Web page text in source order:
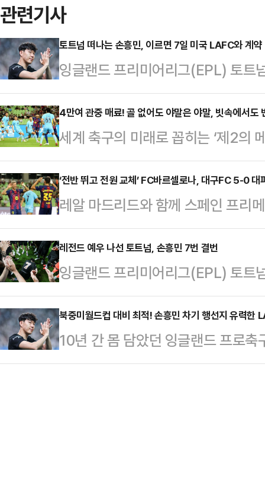
관련기사
토트넘 떠나는 손흥민, 이르면 7일 미국 LAFC와 계약
잉글랜드 프리미어리그(EPL) 토
이 이르면 7일(이하 한국시각) 미
발표할 수도 있다는 보도가 나왔다
인용해 “손흥민이 미국 메이저리
면 수요일(현지시각 6일)에 공식
은 지난 2일 서울 영등포구 IFC 더
기자회견에 앞서 별도의 발언을 통
표했다.이…
4만여 관중 매료! 골 없어도 야말은 야말, 빗속에서도
세계 축구의 미래로 꼽히는 ‘제2의
빗속에서도 번쩍였다.한지 플릭 감
타디움서 펼쳐진 'FC바르셀로나
구FC를 5-0 대파했다. 전반 가비
반 토니 페르난데스와 마커스 래시
위로 ‘다이렉트 강등’ 위기에 몰린
최정상급 클럽으로 분류되는 FC바
회를 날린 뒤…
‘전반 뛰고 전원 교체’ FC바르셀로나, 대구FC 5-0
레알 마드리드와 함께 스페인 프리
꼽히는 FC바르셀로나가 쏟아지는
를 대파했다.한지 플릭 감독이 이
펼쳐진 'FC바르셀로나 2025 아시
5-0 압승했다. 대구FC는 경기 초
을 쓰지 못했다.이번 바르셀로나전
장이 대선 출마로 사퇴하기 전 유치
날 만큼 빈 좌석이 많…
레전드 예우 나선 토트넘, 손흥민 7번 결번
잉글랜드 프리미어리그(EPL) 토트
잠시 비워둘 예정이다.영국 매체 ‘
손흥민이 떠난 뒤 확실한 대체자를
정”이라고 보도했다.앞서 손흥민
열린 2025 쿠팡플레이 시리즈 기
북중미월드컵 대비 최적! 손흥민 차기 행선지 유력한
10년 간 몸 담았던 잉글랜드 프로
저리그사커(MLS) 로스앤젤레스